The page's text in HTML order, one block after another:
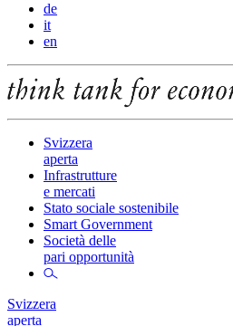
de
it
en
Svizzera
aperta
Infrastrutture
e mercati
Stato sociale sostenibile
Smart Government
Società delle
pari opportunità
Svizzera
aperta